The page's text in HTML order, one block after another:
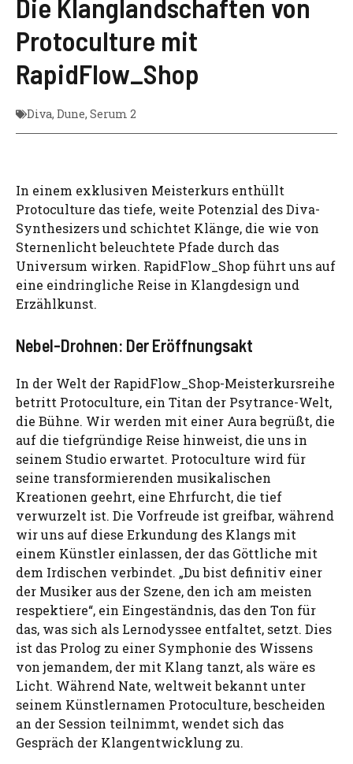
Die Klanglandschaften von
Protoculture mit
RapidFlow_Shop
Diva, Dune, Serum 2
In einem exklusiven Meisterkurs enthüllt
Protoculture das tiefe, weite Potenzial des Diva-
Synthesizers und schichtet Klänge, die wie von
Sternenlicht beleuchtete Pfade durch das
Universum wirken. RapidFlow_Shop führt uns auf
eine eindringliche Reise in Klangdesign und
Erzählkunst.
Nebel-Drohnen: Der Eröffnungsakt
In der Welt der RapidFlow_Shop-Meisterkursreihe
betritt Protoculture, ein Titan der Psytrance-Welt,
die Bühne. Wir werden mit einer Aura begrüßt, die
auf die tiefgründige Reise hinweist, die uns in
seinem Studio erwartet. Protoculture wird für
seine transformierenden musikalischen
Kreationen geehrt, eine Ehrfurcht, die tief
verwurzelt ist. Die Vorfreude ist greifbar, während
wir uns auf diese Erkundung des Klangs mit
einem Künstler einlassen, der das Göttliche mit
dem Irdischen verbindet. „Du bist definitiv einer
der Musiker aus der Szene, den ich am meisten
respektiere“, ein Eingeständnis, das den Ton für
das, was sich als Lernodyssee entfaltet, setzt. Dies
ist das Prolog zu einer Symphonie des Wissens
von jemandem, der mit Klang tanzt, als wäre es
Licht. Während Nate, weltweit bekannt unter
seinem Künstlernamen Protoculture, bescheiden
an der Session teilnimmt, wendet sich das
Gespräch der Klangentwicklung zu.